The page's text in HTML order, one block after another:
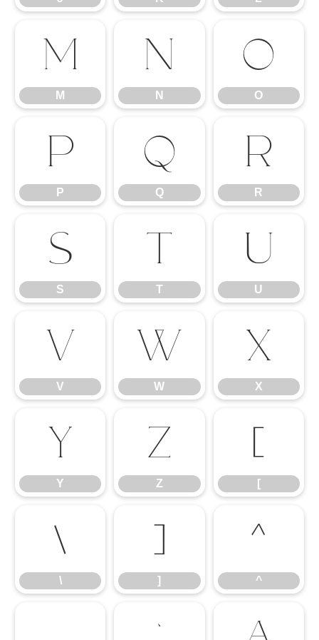
M
M
N
N
O
O
P
P
Q
Q
R
R
S
S
T
T
U
U
V
V
W
W
X
X
Y
Y
Z
Z
[
[
\
\
]
]
^
^